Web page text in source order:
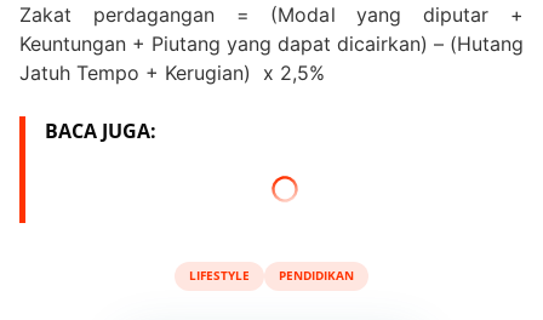
Zakat perdagangan = (Modal yang diputar +
Keuntungan + Piutang yang dapat dicairkan) – (Hutang
Jatuh Tempo + Kerugian) x 2,5%
BACA JUGA:
LIFESTYLE PENDIDIKAN